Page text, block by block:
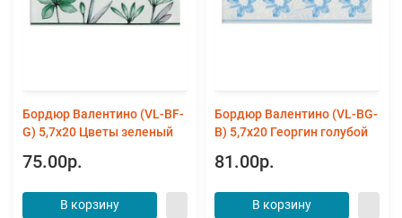
Бордюр Валентино (VL-BF-
G) 5,7x20 Цветы зеленый
75.00р.
В корзину
Бордюр Валентино (VL-BG-
B) 5,7x20 Георгин голубой
81.00р.
В корзину